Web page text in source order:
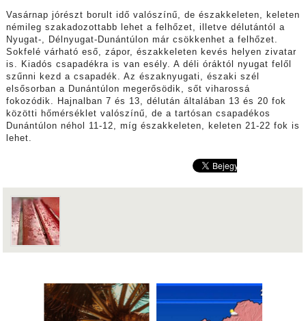
Vasárnap jórészt borult idő valószínű, de északkeleten, keleten
némileg szakadozottabb lehet a felhőzet, illetve délutántól a
Nyugat-, Délnyugat-Dunántúlon már csökkenhet a felhőzet.
Sokfelé várható eső, zápor, északkeleten kevés helyen zivatar
is. Kiadós csapadékra is van esély. A déli óráktól nyugat felől
szűnni kezd a csapadék. Az északnyugati, északi szél
elsősorban a Dunántúlon megerősödik, sőt viharossá
fokozódik. Hajnalban 7 és 13, délután általában 13 és 20 fok
közötti hőmérséklet valószínű, de a tartósan csapadékos
Dunántúlon néhol 11-12, míg északkeleten, keleten 21-22 fok is
lehet.